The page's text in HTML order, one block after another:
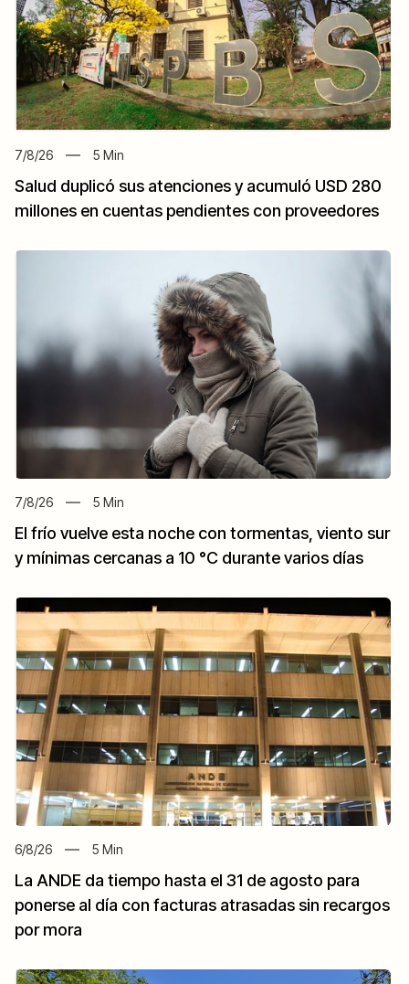
7/8/26 5 Min
Salud duplicó sus atenciones y acumuló USD 280
millones en cuentas pendientes con proveedores
7/8/26 5 Min
El frío vuelve esta noche con tormentas, viento sur
y mínimas cercanas a 10 °C durante varios días
6/8/26 5 Min
La ANDE da tiempo hasta el 31 de agosto para
ponerse al día con facturas atrasadas sin recargos
por mora